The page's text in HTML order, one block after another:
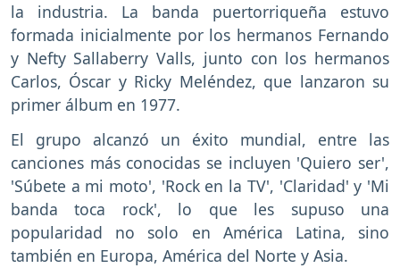
la industria. La banda puertorriqueña estuvo
formada inicialmente por los hermanos Fernando
y Nefty Sallaberry Valls, junto con los hermanos
Carlos, Óscar y Ricky Meléndez, que lanzaron su
primer álbum en 1977.
El grupo alcanzó un éxito mundial, entre las
canciones más conocidas se incluyen 'Quiero ser',
'Súbete a mi moto', 'Rock en la TV', 'Claridad' y 'Mi
banda toca rock', lo que les supuso una
popularidad no solo en América Latina, sino
también en Europa, América del Norte y Asia.